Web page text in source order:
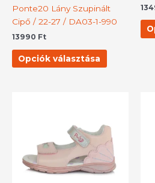
Ponte20 Lány Szupinált
Cipő / 22-27 / DA03-1-990
13990 Ft
Opciók választása
ki
terméknek
több
variációja
van.
A